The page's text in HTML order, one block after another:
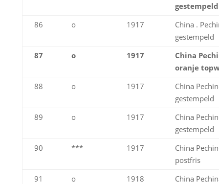
gestempeld
86
o 1917
China .
gestempeld
87
o 1917
China
oranje
88
o 1917
China
gestempeld
89
o 1917
China
gestempeld
90
*** 1917
China
postfris
91
o 1918
China